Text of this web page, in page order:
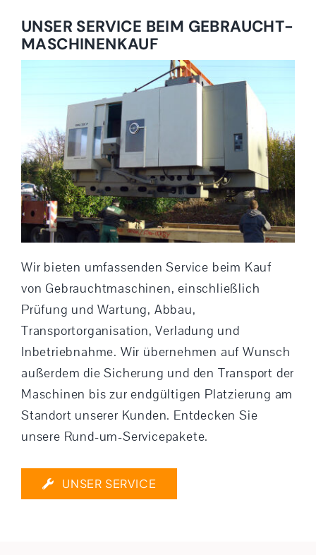
UNSER SERVICE BEIM GEBRAUCHT­
MASCHINEN­KAUF
Wir bieten umfassenden Service beim Kauf
von Gebrauchtmaschinen, einschließlich
Prüfung und Wartung, Abbau,
Transportorganisation, Verladung und
Inbetriebnahme. Wir übernehmen auf Wunsch
außerdem die Sicherung und den Transport der
Maschinen bis zur endgültigen Platzierung am
Standort unserer Kunden. Entdecken Sie
unsere Rund-um-Servicepakete.
UNSER SERVICE